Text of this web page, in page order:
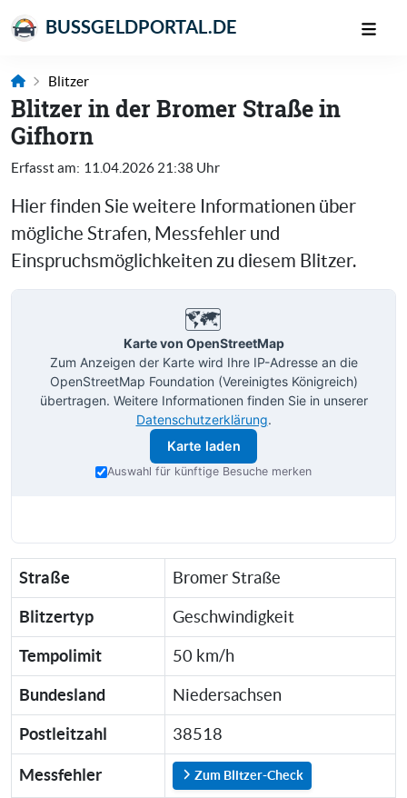
BUSSGELDPORTAL.DE
Blitzer
Blitzer in der Bromer Straße in
Gifhorn
Erfasst am: 11.04.2026 21:38 Uhr
Hier finden Sie weitere Informationen über
mögliche Strafen, Messfehler und
Einspruchsmöglichkeiten zu diesem Blitzer.
🗺️
Karte von OpenStreetMap
Zum Anzeigen der Karte wird Ihre IP-Adresse an die
OpenStreetMap Foundation (Vereinigtes Königreich)
übertragen. Weitere Informationen finden Sie in unserer
Datenschutzerklärung.
Karte laden
Auswahl für künftige Besuche merken
Straße Bromer Straße
Blitzertyp Geschwindigkeit
Tempolimit 50 km/h
Bundesland Niedersachsen
Postleitzahl 38518
Messfehler Zum Blitzer-Check